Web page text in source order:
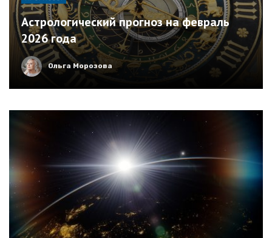
Астрологический прогноз на февраль
2026 года
Ольга Морозова